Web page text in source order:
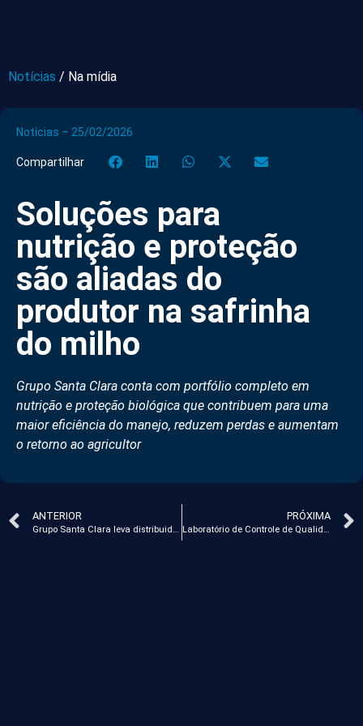
Notícias / Na mídia
Notícias – 25/02/2026
Compartilhar
Soluções para
nutrição e proteção
são aliadas do
produtor na safrinha
do milho
Grupo Santa Clara conta com portfólio completo em
nutrição e proteção biológica que contribuem para uma
maior eficiência do manejo, reduzem perdas e aumentam
o retorno ao agricultor
ANTERIOR
Grupo Santa Clara leva distribuidores a Dubai, Chile e Pantanal em campanha de incentivo Performa+
PRÓXIMA
Laboratório de Controle de Qualidade da Santa Clara Agrociência obtém 100% de desempenho no Ensaio de Proficiência do IAC em Insumos Agrícolas